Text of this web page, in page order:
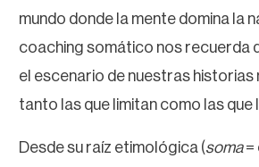
mundo donde la mente domina la
coaching somático nos recuerda
el escenario de nuestras historias
tanto las que limitan como las que
Desde su raíz etimológica (soma=